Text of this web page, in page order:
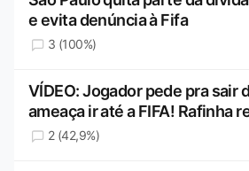
e evita denúncia à Fifa
3 (100%)
VÍDEO: Jogador pede pra sair
ameaça ir até a FIFA! Rafinha
2 (42,9%)